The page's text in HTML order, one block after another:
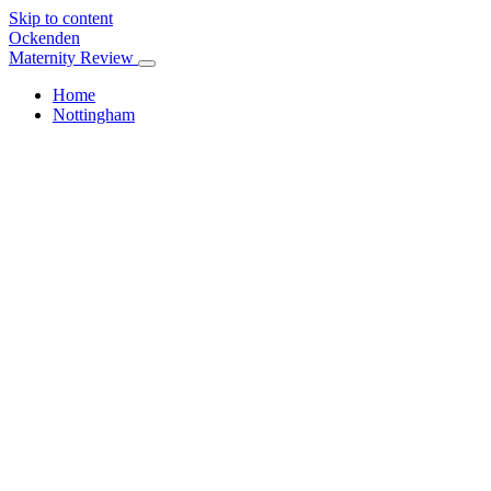
Skip to content
Ockenden
Maternity Review
Home
Nottingham